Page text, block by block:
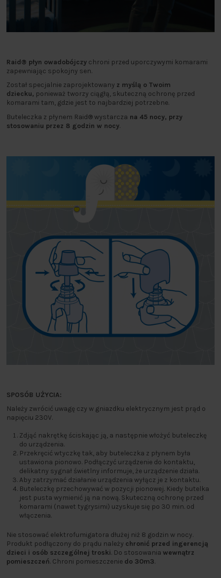
Raid® płyn owadobójczy chroni przed uporczywymi komarami
zapewniając spokojny sen.
Został specjalnie zaprojektowany z myślą o Twoim
dziecku, ponieważ tworzy ciągłą, skuteczną ochronę przed
komarami tam, gdzie jest to najbardziej potrzebne.
Buteleczka z płynem Raid® wystarcza na 45 nocy, przy
stosowaniu przez 8 godzin w nocy.
SPOSÓB UŻYCIA:
Należy zwrócić uwagę czy w gniazdku elektrycznym jest prąd o
napięciu 230V.
Zdjąć nakrętkę ściskając ją, a następnie włożyć buteleczkę
do urządzenia.
Przekręcić wtyczkę tak, aby buteleczka z płynem była
ustawiona pionowo. Podłączyć urządzenie do kontaktu,
delikatny sygnał świetlny informuje, że urządzenie działa.
Aby zatrzymać działanie urządzenia wyłącz je z kontaktu.
Buteleczkę przechowywać w pozycji pionowej. Kiedy butelka
jest pusta wymienić ją na nową. Skuteczną ochronę przed
komarami (nawet tygrysimi) uzyskuje się po 30 min. od
włączenia.
Nie stosować elektrofumigatora dłużej niż 8 godzin w nocy.
Produkt podłączony do prądu należy chronić przed ingerencją
dzieci i osób szczególnej troski. Do stosowania wewnątrz
pomieszczeń. Chroni pomieszczenie do 30m3.